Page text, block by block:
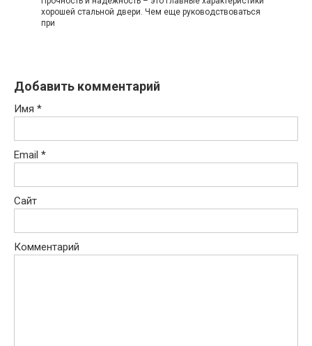
хорошей стальной двери. Чем еще руководствоваться
при
Добавить комментарий
Имя *
Email *
Сайт
Комментарий